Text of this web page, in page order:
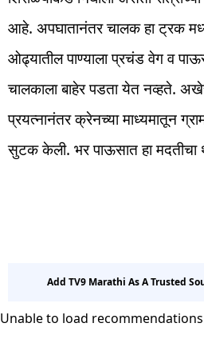
आहे. अपघातानंतर चालक हा ट्रक
ओढ्यातील पाण्याला प्रचंड वेग व
चालकाला बाहेर पडता येत नव्हते.
प्रयत्नानंतर क्रेनच्या माध्यमातून
सुटक केली. भर पाऊसात हा मदतीचा
Add TV9 Marathi As A Trusted
Unable to load